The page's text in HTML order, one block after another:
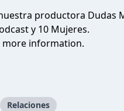
productora Dudas
y 10 Mujeres.
information.
Relaciones